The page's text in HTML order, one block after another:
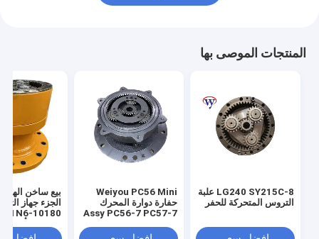
المنتجات الموصى بها
LG240 SY215C-8 علبة
التروس المتحركة للحفر
Weiyou PC56 Mini
حفارة دوارة المحرك
Assy PC56-7 PC57-7
60-13201 علبة تروس
بيع ساخن
31N6-10180
التروس